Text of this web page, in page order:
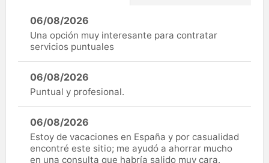
06/08/2026
Una opción muy interesante para contratar
servicios puntuales
06/08/2026
Puntual y profesional.
06/08/2026
Estoy de vacaciones en España y por casualidad
encontré este sitio; me ayudó a ahorrar mucho
en una consulta que habría salido muy cara.